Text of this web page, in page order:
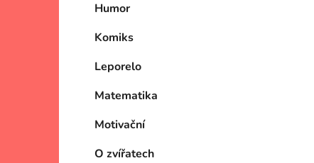
Humor
Komiks
Leporelo
Matematika
Motivační
O zvířatech